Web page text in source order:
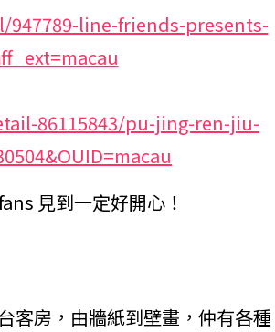
line-friends-presents-
86115843/pu-jing-ren-jiu-
見到一定好開心！
客房，由牆紙到壁畫，仲有各種